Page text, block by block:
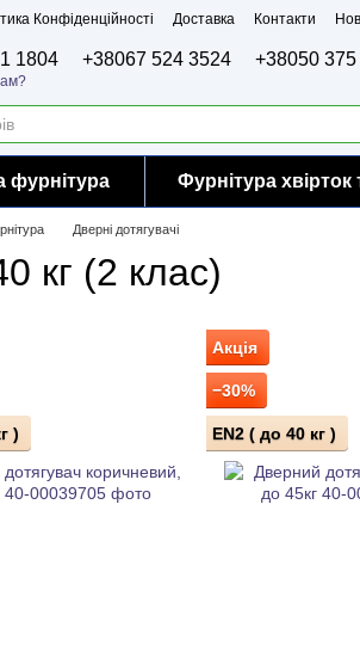
Конфіденційності Доставка Контакти
1804 +38067 524 3524 +38050
фурнітура Фурнітура хвірток
Дверні дотягувачі
кг (2 клас)
)
Акція
−30%
EN2 ( до 40 кг )